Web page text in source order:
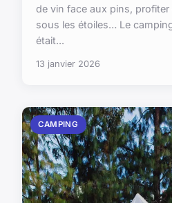
de vin face aux pins,
sous les étoiles… Le
était...
13 janvier 2026
CAMPING